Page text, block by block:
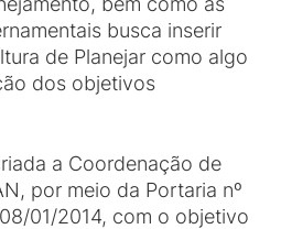
busca inserir
de Planejar como algo
dos objetivos
a Coordenação de
por meio da Portaria nº
01/2014, com o objetivo